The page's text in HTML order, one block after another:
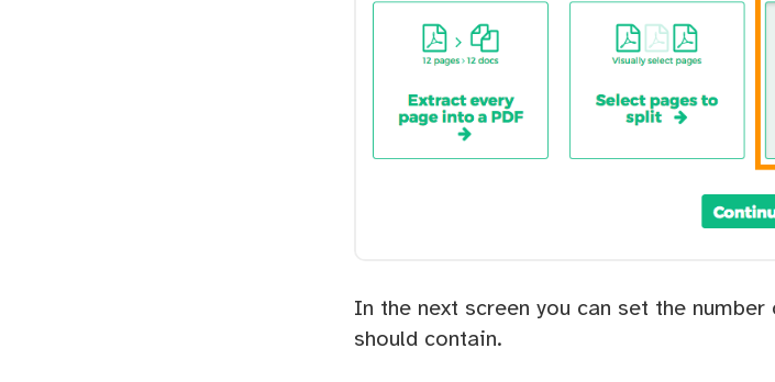
In the next screen you can set the
should contain.